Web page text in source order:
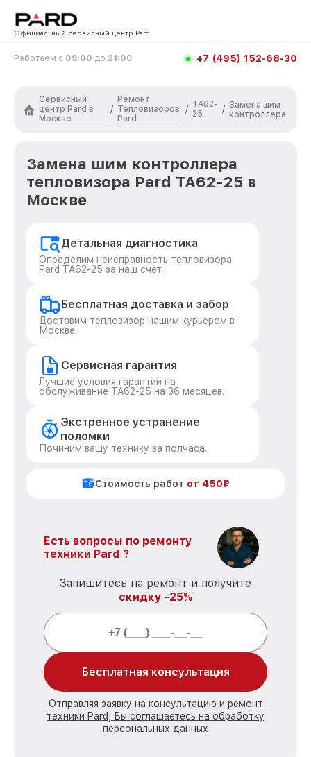
Официальный сервисный центр Pard
Работаем с 09:00 до 21:00 +7 (495) 152-68-30
Сервисный
центр Pard в
Москве
/
Ремонт
Тепловизоров
Pard
/
TA62-
25
/ Замена шим
контроллера
Замена шим контроллера
тепловизора Pard TA62-25 в
Москве
Детальная диагностика
Определим неисправность тепловизора
Pard TA62-25 за наш счёт.
Бесплатная доставка и забор
Доставим тепловизор нашим курьером в
Москве.
Сервисная гарантия
Лучшие условия гарантии на
обслуживание TA62-25 на 36 месяцев.
Экстренное устранение
поломки
Починим вашу технику за полчаса.
Стоимость работ от 450₽
Есть вопросы по ремонту
техники Pard ?
Запишитесь на ремонт и получите
скидку -25%
Бесплатная консультация
Отправляя заявку на консультацию и ремонт
техники Pard, Вы соглашаетесь на обработку
персональных данных